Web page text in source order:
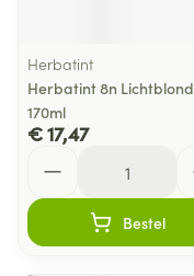
Herbatint
Herbatint 8n Lichtblond
170ml
€ 17,47
Bestel